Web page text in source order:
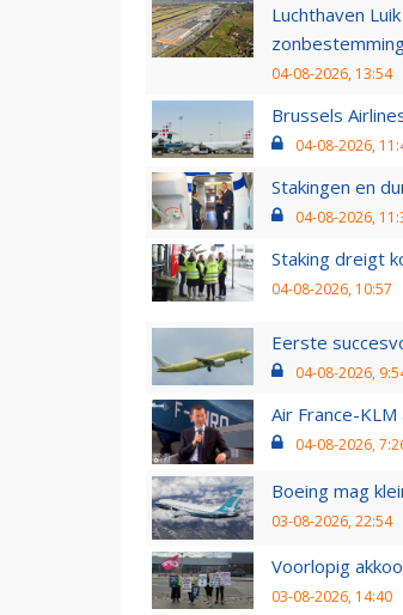
Luchthaven
04-08-2026, 13:54
Brussels
04-08-2026,
Stakingen en
04-08-2026,
Staking dreigt
04-08-2026, 10:57
Eerste
04-08-2026,
Air France-
04-08-2026,
Boeing mag
03-08-2026, 22:54
Voorlopig
03-08-2026, 14:40